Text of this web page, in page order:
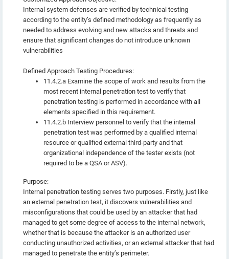
Internal system defenses are verified by technical testing
according to the entity’s defined methodology as frequently as
needed to address evolving and new attacks and threats and
ensure that significant changes do not introduce unknown
vulnerabilities
Defined Approach Testing Procedures:
11.4.2.a Examine the scope of work and results from the
most recent internal penetration test to verify that
penetration testing is performed in accordance with all
elements specified in this requirement.
11.4.2.b Interview personnel to verify that the internal
penetration test was performed by a qualified internal
resource or qualified external third-party and that
organizational independence of the tester exists (not
required to be a QSA or ASV).
Purpose:
Internal penetration testing serves two purposes. Firstly, just like
an external penetration test, it discovers vulnerabilities and
misconfigurations that could be used by an attacker that had
managed to get some degree of access to the internal network,
whether that is because the attacker is an authorized user
conducting unauthorized activities, or an external attacker that had
managed to penetrate the entity’s perimeter.